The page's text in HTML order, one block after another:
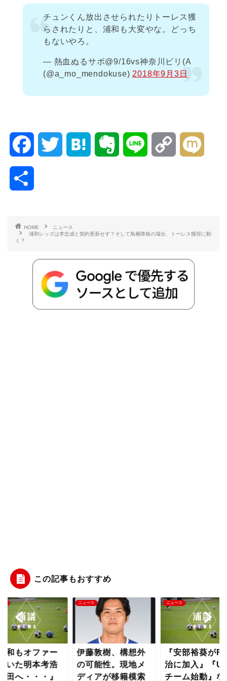
チュンくん放出させられたりトーレス獲
らされたりと、浦和も大変やな。どっち
もないやろ。
— 熱血ぬるサポ@9/16vs神奈川ビリ(A
(@a_mo_mendokuse) 2018年9月3日
o
r t n
HOME
ニュース
浦和レッズは李忠成と契約更新せず？そして鳥栖降格の場合、トーレス獲得に動
く？
この記事もおすすめ
和もオファー
いた明本考浩
田へ・・・』
ニュース
伊藤敦樹、構想外
の可能性。現地メ
ディアが移籍模索
ニュース
『安部裕葵が
治に加入』『
チーム始動』な